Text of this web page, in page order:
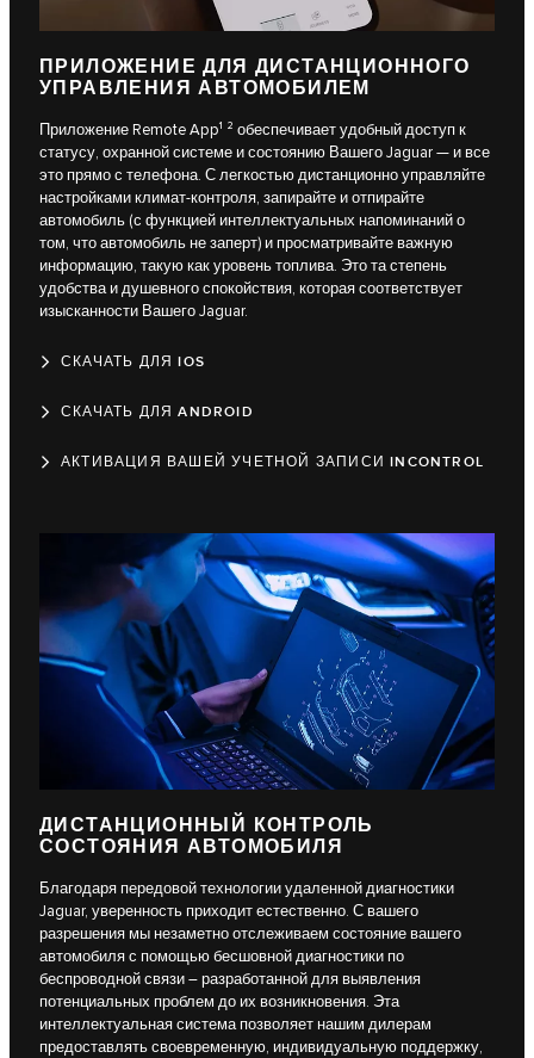
ПРИЛОЖЕНИЕ ДЛЯ ДИСТАНЦИОННОГО
УПРАВЛЕНИЯ АВТОМОБИЛЕМ
Приложение Remote App¹ ² обеспечивает удобный доступ к
статусу, охранной системе и состоянию Вашего Jaguar — и все
это прямо с телефона. С легкостью дистанционно управляйте
настройками климат-контроля, запирайте и отпирайте
автомобиль (с функцией интеллектуальных напоминаний о
том, что автомобиль не заперт) и просматривайте важную
информацию, такую как уровень топлива. Это та степень
удобства и душевного спокойствия, которая соответствует
изысканности Вашего Jaguar.
СКАЧАТЬ ДЛЯ IOS
СКАЧАТЬ ДЛЯ ANDROID
АКТИВАЦИЯ ВАШЕЙ УЧЕТНОЙ ЗАПИСИ INCONTROL
ДИСТАНЦИОННЫЙ КОНТРОЛЬ
СОСТОЯНИЯ АВТОМОБИЛЯ
Благодаря передовой технологии удаленной диагностики
Jaguar, уверенность приходит естественно. С вашего
разрешения мы незаметно отслеживаем состояние вашего
автомобиля с помощью бесшовной диагностики по
беспроводной связи – разработанной для выявления
потенциальных проблем до их возникновения. Эта
интеллектуальная система позволяет нашим дилерам
предоставлять своевременную, индивидуальную поддержку,